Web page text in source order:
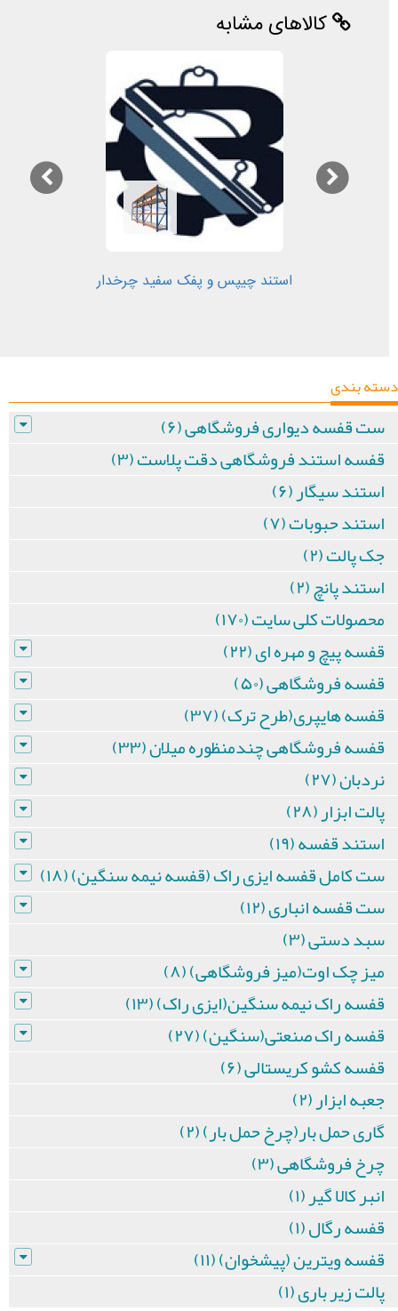
کالاهای مشابه
استند چیپس و پفک سفید چرخدار
دسته بندی
ست قفسه دیواری فروشگاهی (۶)
قفسه استند فروشگاهی دقت پلاست (۳)
استند سیگار (۶)
استند حبوبات (۷)
جک پالت (۲)
استند پانچ (۲)
محصولات کلی سایت (۱۷۰)
قفسه پیچ و مهره ای (۲۲)
قفسه فروشگاهی (۵۰)
قفسه هایپری(طرح ترک) (۳۷)
قفسه فروشگاهی چندمنظوره میلان (۳۳)
نردبان (۲۷)
پالت ابزار (۲۸)
استند قفسه (۱۹)
ست کامل قفسه ایزی راک (قفسه نیمه سنگین) (۱۸)
ست قفسه انباری (۱۲)
سبد دستی (۳)
میز چک اوت(میز فروشگاهی) (۸)
قفسه راک نیمه سنگین(ایزی راک) (۱۳)
قفسه راک صنعتی(سنگین) (۲۷)
قفسه کشو کریستالی (۶)
جعبه ابزار (۲)
گاری حمل بار(چرخ حمل بار) (۲)
چرخ فروشگاهی (۳)
انبر کالا گیر (۱)
قفسه رگال (۱)
قفسه ویترین (پیشخوان) (۱۱)
پالت زیر باری (۱)